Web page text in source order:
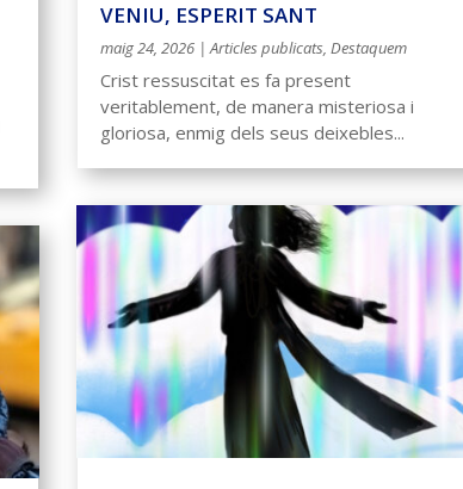
VENIU, ESPERIT SANT
maig 24, 2026|Articles publicats, Destaquem
Crist ressuscitat es fa present
veritablement, de manera misteriosa i
gloriosa, enmig dels seus deixebles...